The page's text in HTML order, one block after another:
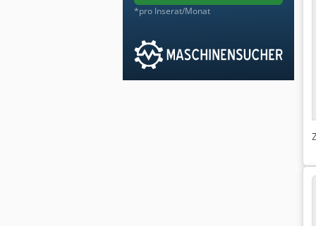
*pro Inserat/Monat